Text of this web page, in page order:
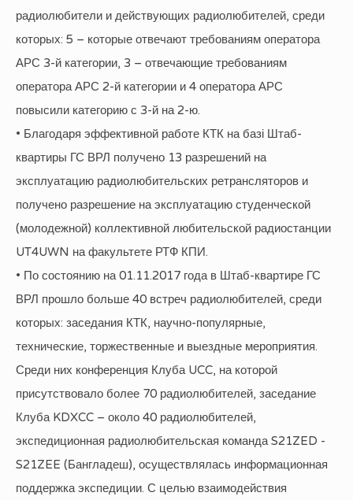
радиолюбители и действующих радиолюбителей, среди
которых: 5 – которые отвечают требованиям оператора
АРС 3-й категории, 3 – отвечающие требованиям
оператора АРС 2-й категории и 4 оператора АРС
повысили категорию с 3-й на 2-ю.
• Благодаря эффективной работе КТК на базі Штаб-
квартиры ГС ВРЛ получено 13 разрешений на
эксплуатацию радиолюбительских ретрансляторов и
получено разрешение на эксплуатацию студенческой
(молодежной) коллективной любительской радиостанции
UT4UWN на факультете РТФ КПИ.
• По состоянию на 01.11.2017 года в Штаб-квартире ГС
ВРЛ прошло больше 40 встреч радиолюбителей, среди
которых: заседания КТК, научно-популярные,
технические, торжественные и выездные мероприятия.
Среди них конференция Клуба UCC, на которой
присутствовало более 70 радиолюбителей, заседание
Клуба KDXCC – около 40 радиолюбителей,
экспедиционная радиолюбительская команда S21ZED -
S21ZEE (Бангладеш), осуществлялась информационная
поддержка экспедиции. С целью взаимодействия